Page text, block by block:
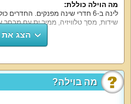
מה בוילה?
מה הוילה כוללת:
לינה ב-6 חדרי שינה מפנקים.
שידות, מסך טלוויזיה, ממיר יס עם מבחר
אורחי הווילה יוכלו לבשל בעצמם את
שימושיים כולל סכו"ם, פינת אוכל גדולה.
הצג את